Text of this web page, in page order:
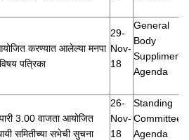
करण्यात आलेल्या मनपा
पत्रिका
29-
Nov-
18
General
Body
Suppliment
Agenda
3.00 वाजता आयोजित
समितीच्या सभेची सुचना
26-
Nov-
18
Standing
Committee
Agenda